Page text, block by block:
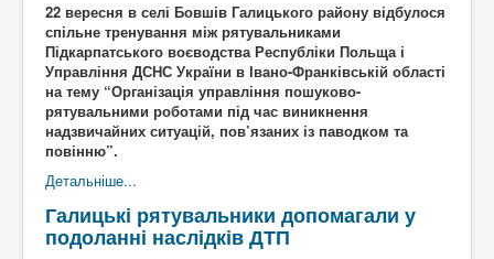
22 вересня в селі Бовшів Галицького району відбулося
спільне тренування між рятувальниками
Підкарпатського воєводства Республіки Польща і
Управління ДСНС України в Івано-Франківській області
на тему “Організація управління пошуково-
рятувальними роботами під час виникнення
надзвичайних ситуацій, пов’язаних із паводком та
повінню”.
Детальніше...
Галицькі рятувальники допомагали у
подоланні наслідків ДТП